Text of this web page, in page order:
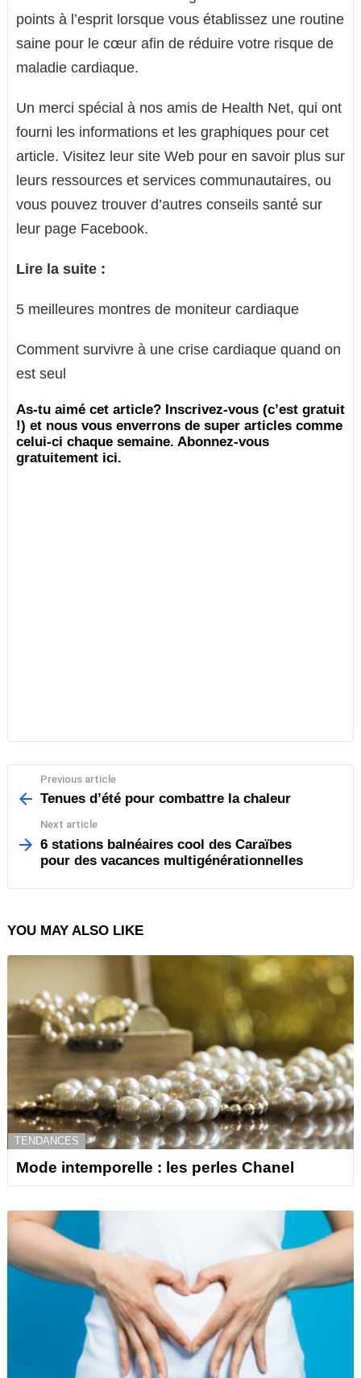
points à l’esprit lorsque vous établissez une routine
saine pour le cœur afin de réduire votre risque de
maladie cardiaque.
Un merci spécial à nos amis de Health Net, qui ont
fourni les informations et les graphiques pour cet
article. Visitez leur site Web pour en savoir plus sur
leurs ressources et services communautaires, ou
vous pouvez trouver d’autres conseils santé sur
leur page Facebook.
Lire la suite :
5 meilleures montres de moniteur cardiaque
Comment survivre à une crise cardiaque quand on
est seul
As-tu aimé cet article? Inscrivez-vous (c’est gratuit
!) et nous vous enverrons de super articles comme
celui-ci chaque semaine. Abonnez-vous
gratuitement ici.
more
Previous article
Tenues d’été pour combattre la chaleur
Next article
6 stations balnéaires cool des Caraïbes
pour des vacances multigénérationnelles
YOU MAY ALSO LIKE
TENDANCES
Mode intemporelle : les perles Chanel